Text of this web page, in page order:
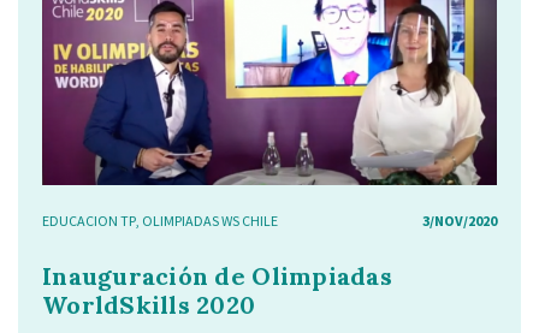
EDUCACION TP, OLIMPIADAS WS CHILE 3/NOV/2020
Inauguración de Olimpiadas
WorldSkills 2020